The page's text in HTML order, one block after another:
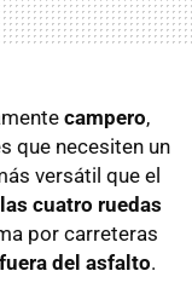
campero,
que necesiten un
versátil que el
cuatro ruedas
por carreteras
fuera del asfalto.